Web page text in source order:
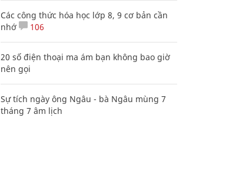
Các công thức hóa học lớp 8, 9 cơ bản cần
nhớ
106
20 số điện thoại ma ám bạn không bao giờ
nên gọi
Sự tích ngày ông Ngâu - bà Ngâu mùng 7
tháng 7 âm lịch